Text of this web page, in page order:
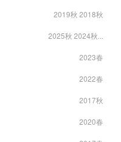
2019秋 2018秋
2025秋 2024秋...
2023春
2022春
2017秋
2020春